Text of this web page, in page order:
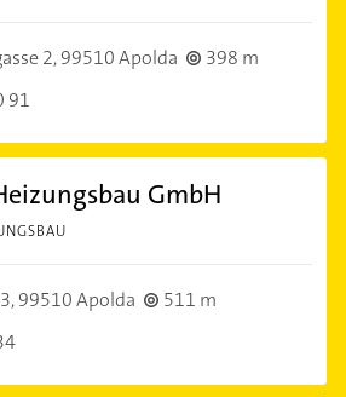
2,99510 Apolda
398 m
91
GmbH
99510 Apolda
511 m